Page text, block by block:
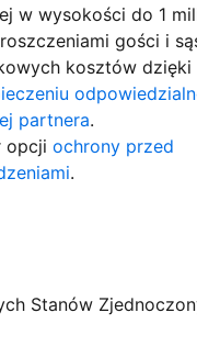
w wysokości do 1
gości i
kosztów dzięki
partnera.
opcjiochrony przed
.
Stanów